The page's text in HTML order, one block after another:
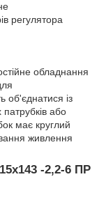
регулятора
обладнання
об'єднатися із
або
має круглий
живлення
-2,2-6 ПР